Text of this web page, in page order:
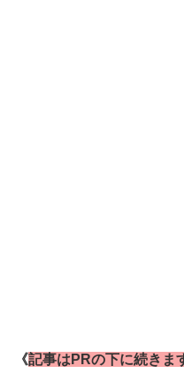
《記事はPRの下に続きま